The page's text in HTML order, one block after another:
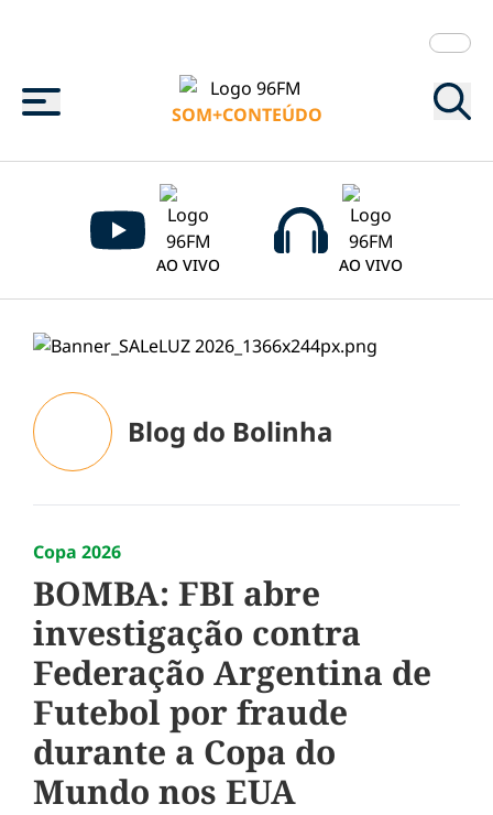
Menu
SOM+CONTEÚDO
AO VIVO AO VIVO
Blog do Bolinha
Copa 2026
BOMBA: FBI abre
investigação contra
Federação Argentina de
Futebol por fraude
durante a Copa do
Mundo nos EUA